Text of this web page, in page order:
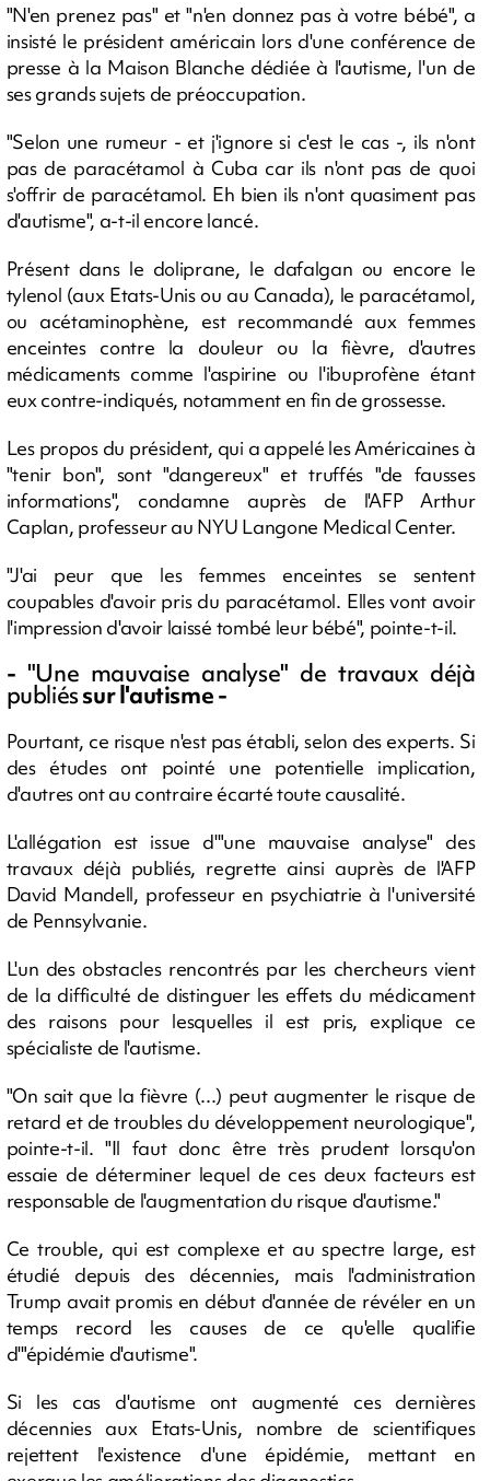
"N'en prenez pas" et "n'en donnez pas à votre bébé", a
insisté le président américain lors d'une conférence de
presse à la Maison Blanche dédiée à l'autisme, l'un de
ses grands sujets de préoccupation.
"Selon une rumeur - et j'ignore si c'est le cas -, ils n'ont
pas de paracétamol à Cuba car ils n'ont pas de quoi
s'offrir de paracétamol. Eh bien ils n'ont quasiment pas
d'autisme", a-t-il encore lancé.
Présent dans le doliprane, le dafalgan ou encore le
tylenol (aux Etats-Unis ou au Canada), le paracétamol,
ou acétaminophène, est recommandé aux femmes
enceintes contre la douleur ou la fièvre, d'autres
médicaments comme l'aspirine ou l'ibuprofène étant
eux contre-indiqués, notamment en fin de grossesse.
Les propos du président, qui a appelé les Américaines à
"tenir bon", sont "dangereux" et truffés "de fausses
informations", condamne auprès de l'AFP Arthur
Caplan, professeur au NYU Langone Medical Center.
"J'ai peur que les femmes enceintes se sentent
coupables d'avoir pris du paracétamol. Elles vont avoir
l'impression d'avoir laissé tombé leur bébé", pointe-t-il.
- "Une mauvaise analyse" de travaux déjà
publiéssur l'autisme -
Pourtant, ce risque n'est pas établi, selon des experts. Si
des études ont pointé une potentielle implication,
d'autres ont au contraire écarté toute causalité.
L'allégation est issue d'"une mauvaise analyse" des
travaux déjà publiés, regrette ainsi auprès de l'AFP
David Mandell, professeur en psychiatrie à l'université
de Pennsylvanie.
L'un des obstacles rencontrés par les chercheurs vient
de la difficulté de distinguer les effets du médicament
des raisons pour lesquelles il est pris, explique ce
spécialiste de l'autisme.
"On sait que la fièvre (...) peut augmenter le risque de
retard et de troubles du développement neurologique",
pointe-t-il. "Il faut donc être très prudent lorsqu'on
essaie de déterminer lequel de ces deux facteurs est
responsable de l'augmentation du risque d'autisme."
Ce trouble, qui est complexe et au spectre large, est
étudié depuis des décennies, mais l'administration
Trump avait promis en début d'année de révéler en un
temps record les causes de ce qu'elle qualifie
d'"épidémie d'autisme".
Si les cas d'autisme ont augmenté ces dernières
décennies aux Etats-Unis, nombre de scientifiques
rejettent l'existence d'une épidémie, mettant en